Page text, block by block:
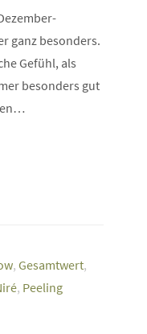
ganz besonders.
Gefühl, als
besonders gut
, Gesamtwert,
, Peeling